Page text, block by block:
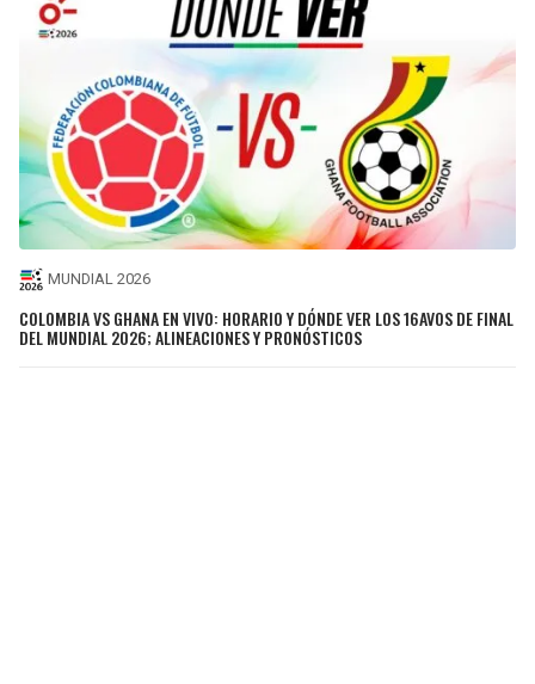
MUNDIAL 2026
COLOMBIA VS GHANA EN VIVO: HORARIO Y DÓNDE VER LOS 16AVOS DE FINAL
DEL MUNDIAL 2026; ALINEACIONES Y PRONÓSTICOS